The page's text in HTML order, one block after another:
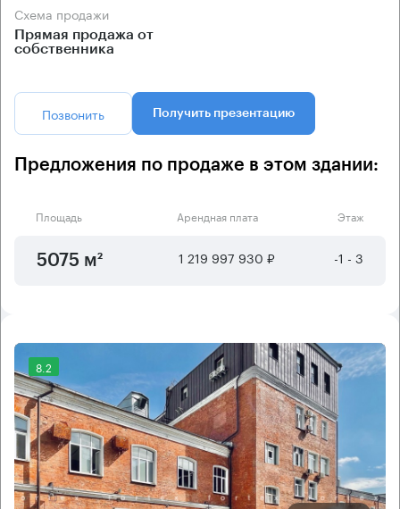
Схема продажи
Прямая продажа от
собственника
Позвонить Получить презентацию
Предложения по продаже в этом здании:
Площадь Арендная плата Этаж
5075 м² 1 219 997 930 ₽ -1 - 3
8.2